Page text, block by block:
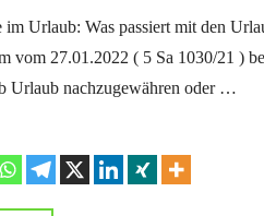
im Urlaub: Was passiert mit den
vom 27.01.2022 ( 5 Sa 1030/21 )
Urlaub nachzugewähren oder …